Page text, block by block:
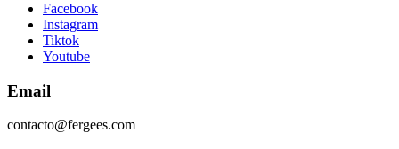
Facebook
Instagram
Tiktok
Youtube
Email
contacto@fergees.com